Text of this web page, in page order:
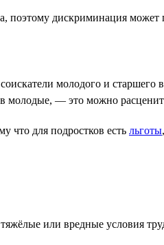
поэтому дискриминация может
молодого и
молодые, — это можно
что для подростков есть льготы
или вредные условия